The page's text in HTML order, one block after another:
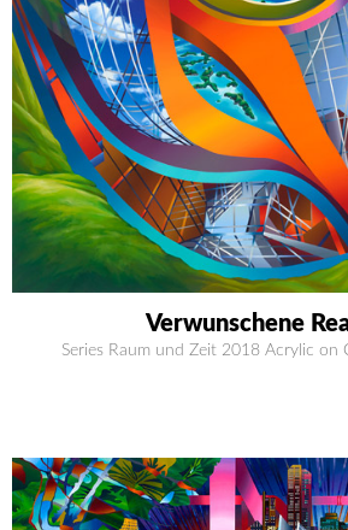
Verwunschene
Series Raum und Zeit 2018 Acrylic on